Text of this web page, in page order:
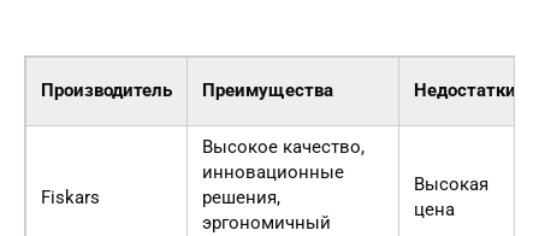
Производитель Преимущества Недостатки
Fiskars
Высокое качество,
инновационные
решения,
эргономичный
Высокая
цена